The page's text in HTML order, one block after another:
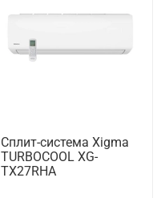
Сплит-система Xigma
TURBOCOOL XG-
TX27RHA